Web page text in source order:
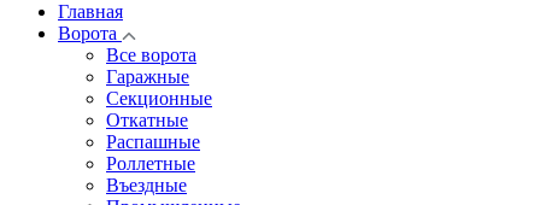
Главная
Ворота
Все ворота
Гаражные
Секционные
Откатные
Распашные
Роллетные
Въездные